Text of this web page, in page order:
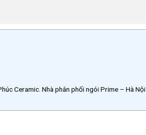
Ceramic. Nhà phân phối ngói Prime – Hà Nội